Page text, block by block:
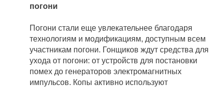
погони
Погони стали еще увлекательнее благодаря
технологиям и модификациям, доступным всем
участникам погони. Гонщиков ждут средства для
ухода от погони: от устройств для постановки
помех до генераторов электромагнитных
импульсов. Копы активно используют